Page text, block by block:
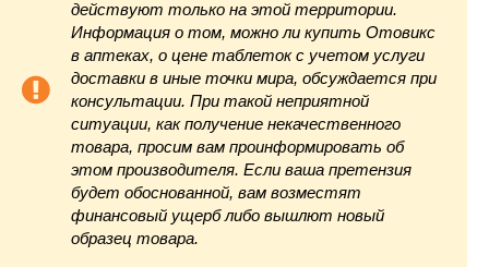
действуют только на этой территории.
Информация о том, можно ли купить Отовикс
в аптеках, о цене таблеток с учетом услуги
доставки в иные точки мира, обсуждается при
консультации. При такой неприятной
ситуации, как получение некачественного
товара, просим вам проинформировать об
этом производителя. Если ваша претензия
будет обоснованной, вам возместят
финансовый ущерб либо вышлют новый
образец товара.